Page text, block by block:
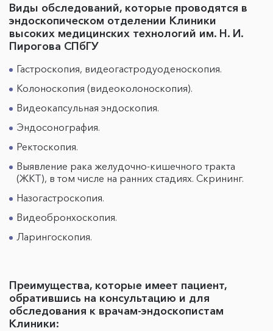
Виды обследований, которые проводятся в
эндоскопическом отделении Клиники
высоких медицинских технологий им. Н. И.
Пирогова СПбГУ
Гастроскопия, видеогастродуоденоскопия.
Колоноскопия (видеоколоноскопия).
Видеокапсульная эндоскопия.
Эндосонография.
Ректоскопия.
Выявление рака желудочно-кишечного тракта
(ЖКТ), в том числе на ранних стадиях. Скрининг.
Назогастроскопия.
Видеобронхоскопия.
Ларингоскопия.
Преимущества, которые имеет пациент,
обратившись на консультацию и для
обследования к врачам-эндоскопистам
Клиники: